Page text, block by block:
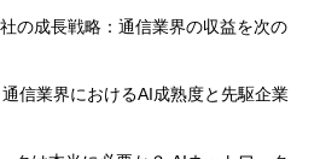
の成長戦略：通信業界の収益を次の
通信業界におけるAI成熟度と先駆企業